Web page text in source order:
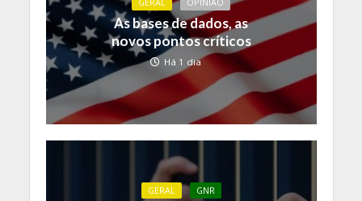
GERAL OPINIÃO
As bases de dados, as
novos pontos críticos
Há 1 dia
GERAL GNR